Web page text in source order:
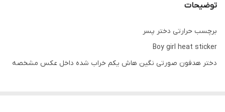
توضیحات
برچسب حرارتی دختر پسر
Boy girl heat sticker
دختر هدفون صورتی نگین هاش یکم خراب شده داخل عکس مشخصه